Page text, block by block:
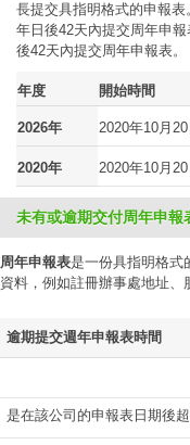
長提交具指明格式的申報
年日後42天內提交周年申
後42天內提交周年申報表。
年度 開始時間
2026年 2020年10月20
2020年 2020年10月20
未有或逾期交付周年申報
周年申報表是一份具指明格式
資料，例如註冊辦事處地址、
逾期提交週年申報表時間
是在該公司的申報表日期後